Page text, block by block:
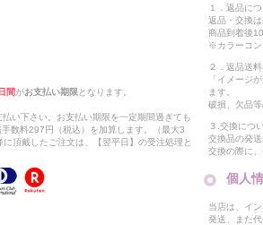
間がお支払い期限 となります。
い下さい。お支払い期限を一定期間過ぎても
数料297円（税込）を加算します。（最大3
頂戴したご注文は、【翌平日】の受注処理と
１．返品に
返品・交換
商品到着後
※カラーコン
２．返品送
「イメージ
ます。
破損、欠品
３.交換につ
交換品の発
交換の際に、
個人
当店は、イ
発送、また